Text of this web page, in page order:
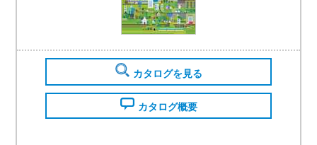
カタログを見る
カタログ概要